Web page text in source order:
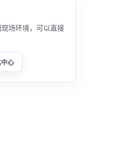
场环境，可以直接
心